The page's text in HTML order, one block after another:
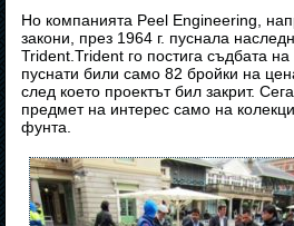
Но компанията Peel Engineering,
закони, през 1964 г. пуснала
Trident.Trident го постига съдбата
пуснати били само 82 бройки на
след което проектът бил закрит.
предмет на интерес само на
фунта.